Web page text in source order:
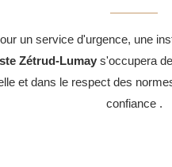
un service d'urgence, une
Zétrud-Lumay s'occupera
et dans le respect des
confiance .